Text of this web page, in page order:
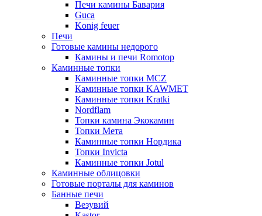
Печи камины Бавария
Guca
Konig feuer
Печи
Готовые камины недорого
Камины и печи Romotop
Каминные топки
Каминные топки MCZ
Каминные топки KAWMET
Каминные топки Kratki
Nordflam
Топки камина Экокамин
Топки Мета
Каминные топки Нордика
Топки Invicta
Каминные топки Jotul
Каминные облицовки
Готовые порталы для каминов
Банные печи
Везувий